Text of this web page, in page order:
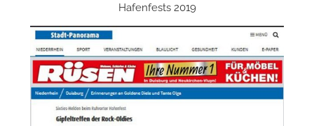
Hafenfests 2019